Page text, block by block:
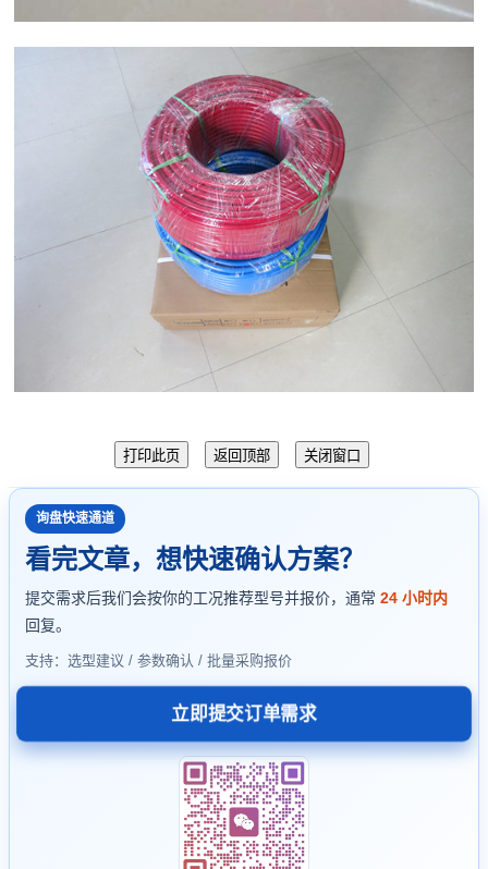
询盘快速通道
看完文章，想快速确认方案？
提交需求后我们会按你的工况推荐型号并报价，通常 24 小时内
回复。
支持：选型建议 / 参数确认 / 批量采购报价
立即提交订单需求